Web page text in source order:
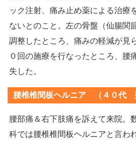
ック注射、痛み止め薬による治療
ないとのこと。左の骨盤（仙腸関
調整したところ、痛みの軽減が見
０回の施療を行なったところ、腰
失した。
腰椎椎間板ヘルニア （４０代
腰部痛＆右下肢痛を訴えて来院。
科では腰椎椎間板ヘルニアと言わ